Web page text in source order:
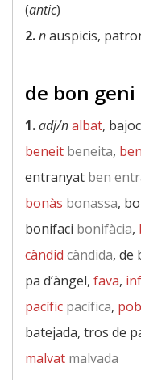
(antic)
2.nauspicis,
de bon geni
1.adj/nalbat, bajoc
beneit beneita,
entranyat ben
bonàs bonassa,
bonifaci bonifàcia,
càndid càndida, de
pa d’àngel, fava,
pacífic pacífica,
batejada, tros de
malvat malvada